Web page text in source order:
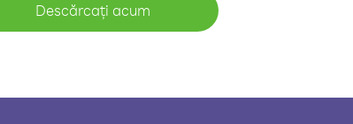
Descărcați acum